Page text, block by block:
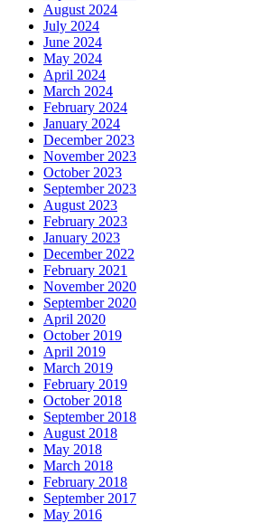
August 2024
July 2024
June 2024
May 2024
April 2024
March 2024
February 2024
January 2024
December 2023
November 2023
October 2023
September 2023
August 2023
February 2023
January 2023
December 2022
February 2021
November 2020
September 2020
April 2020
October 2019
April 2019
March 2019
February 2019
October 2018
September 2018
August 2018
May 2018
March 2018
February 2018
September 2017
May 2016